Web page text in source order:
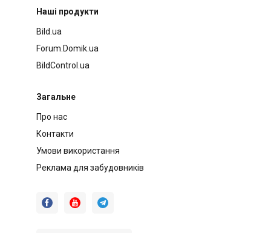
Наші продукти
Bild.ua
Forum.Domik.ua
BildControl.ua
Загальне
Про нас
Контакти
Умови використання
Реклама для забудовників
  